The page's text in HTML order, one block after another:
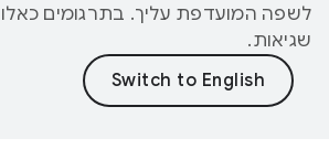
לשפה המועדפת עליך. בתרגומים כאלו
שגיאות.